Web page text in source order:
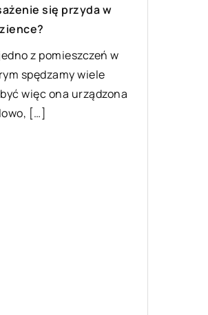
się przyda w
z pomieszczeń w
spędzamy wiele
więc ona urządzona
[…]